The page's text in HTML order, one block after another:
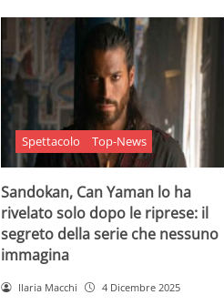
Spettacolo Top-News
Sandokan, Can Yaman lo ha
rivelato solo dopo le riprese: il
segreto della serie che nessuno
immagina
Ilaria Macchi 4 Dicembre 2025